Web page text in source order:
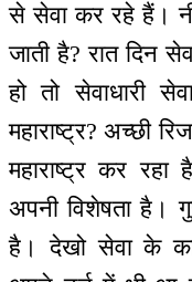
से सेवा कर रहे हैं।
जाती है? रात दिन
हो तो सेवाधारी
महाराष्ट्र? अच्छी
महाराष्ट्र कर
अपनी विशेषता है।
है। देखो सेवा के